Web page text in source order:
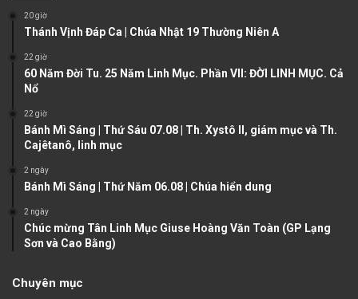
u
g
20 giờ
Thánh Vịnh Đáp Ca | Chúa Nhật 19 Thường Niên A
22 giờ
60 Năm Đời Tu. 25 Năm Linh Mục. Phần VII: ĐỜI LINH MỤC. Cả
Nổ
22 giờ
Bánh Mì Sáng | Thứ Sáu 07.08 | Th. Xystô II, giám mục và Th.
Cajêtanô, linh mục
2 ngày
Bánh Mì Sáng | Thứ Năm 06.08 | Chúa hiển dung
2 ngày
Chúc mừng Tân Linh Mục Giuse Hoàng Văn Toàn (GP Lạng
Sơn và Cao Bằng)
Chuyên mục